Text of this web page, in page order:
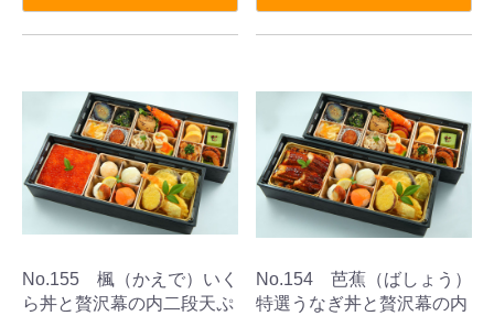
No.155 楓（かえで）いく
ら丼と贅沢幕の内二段天ぷ
No.154 芭蕉（ばしょう）
特選うなぎ丼と贅沢幕の内